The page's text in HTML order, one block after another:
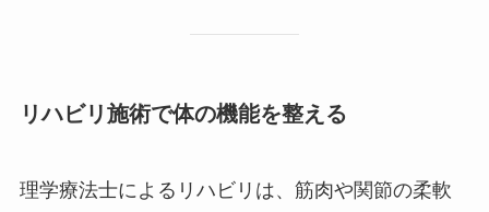
リハビリ施術で体の機能を整える
理学療法士によるリハビリは、筋肉や関節の柔軟